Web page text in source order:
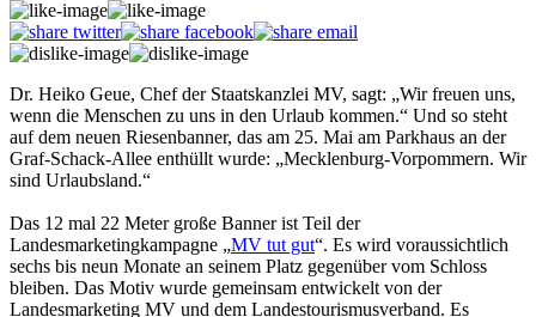
Dr. Heiko Geue, Chef der Staatskanzlei MV, sagt: „Wir freuen uns,
wenn die Menschen zu uns in den Urlaub kommen.“ Und so steht
auf dem neuen Riesenbanner, das am 25. Mai am Parkhaus an der
Graf-Schack-Allee enthüllt wurde: „Meck­lenburg-Vorpommern. Wir
sind Urlaubsland.“
Das 12 mal 22 Meter große Banner ist Teil der
Landesmarketingkampagne „MV tut gut“. Es wird vor­aussichtlich
sechs bis neun Monate an seinem Platz gegenüber vom Schloss
bleiben. Das Motiv wurde gemeinsam entwickelt von der
Landesmarketing MV und dem Landestourismusverband. Es